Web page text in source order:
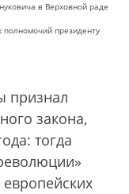
в Верховной раде
президенту
признал
закона,
тогда